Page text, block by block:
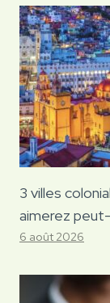
3 villes
aimerez
6 août 2026